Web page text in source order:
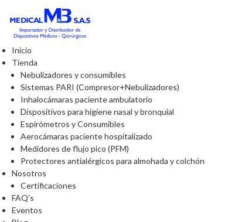
Inicio
Tienda
Nebulizadores y consumibles
Sistemas PARI (Compresor+Nebulizadores)
Inhalocámaras paciente ambulatorio
Dispositivos para higiene nasal y bronquial
Espirómetros y Consumibles
Aerocámaras paciente hospitalizado
Medidores de flujo pico (PFM)
Protectores antialérgicos para almohada y colchón
Nosotros
Certificaciones
FAQ’s
Eventos